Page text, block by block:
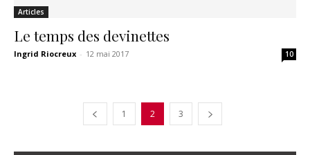
Articles
Le temps des devinettes
Ingrid Riocreux - 12 mai 2017 10
1 2 3